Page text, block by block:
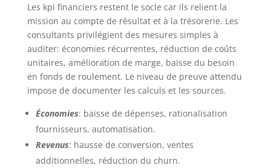
Les kpi financiers restent le socle car ils relient la
mission au compte de résultat et à la trésorerie. Les
consultants privilégient des mesures simples à
auditer: économies récurrentes, réduction de coûts
unitaires, amélioration de marge, baisse du besoin
en fonds de roulement. Le niveau de preuve attendu
impose de documenter les calculs et les sources.
Économies: baisse de dépenses, rationalisation
fournisseurs, automatisation.
Revenus: hausse de conversion, ventes
additionnelles, réduction du churn.